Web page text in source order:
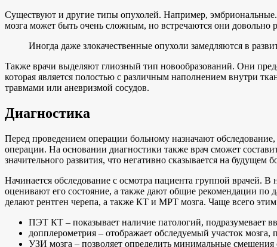
Существуют и другие типы опухолей. Например,
мозга может быть очень сложным, но встречаются они довольно
Иногда даже злокачественные опухоли замедляются в
Также врачи выделяют глиозный тип новообразований. Они
которая является полостью с различным наполнением внутри
травмами или аневризмой сосудов.
Диагностика
Перед проведением операции больному назначают
операции. На основании диагностики также врач сможет
значительного развития, что негативно сказывается на будущем
Начинается обследование с осмотра пациента группой врачей.
оценивают его состояние, а также дают общие рекомендации по
делают рентген черепа, а также КТ и МРТ мозга. Чаще всего этим
ПЭТ КТ – показывает наличие патологий, подразумевает
допплерометрия – отображает обследуемый участок мозга,
УЗИ мозга – позволяет определить минимальные